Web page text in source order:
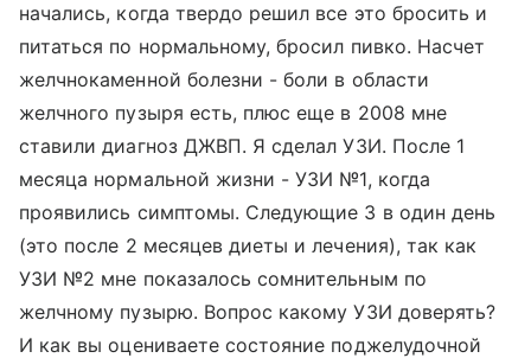
начались, когда твердо решил все это бросить и
питаться по нормальному, бросил пивко. Насчет
желчнокаменной болезни - боли в области
желчного пузыря есть, плюс еще в 2008 мне
ставили диагноз ДЖВП. Я сделал УЗИ. После 1
месяца нормальной жизни - УЗИ №1, когда
проявились симптомы. Следующие 3 в один день
(это после 2 месяцев диеты и лечения), так как
УЗИ №2 мне показалось сомнительным по
желчному пузырю. Вопрос какому УЗИ доверять?
И как вы оцениваете состояние поджелудочной